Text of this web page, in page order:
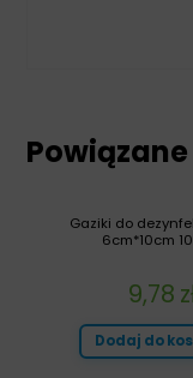
Gaziki do
6cm*10cm
9,78
Dodaj do